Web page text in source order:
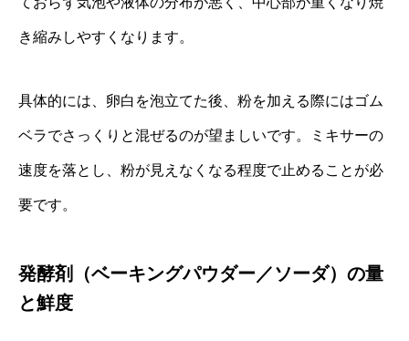
き縮みしやすくなります。
具体的には、卵白を泡立てた後、粉を加える際にはゴム
ベラでさっくりと混ぜるのが望ましいです。ミキサーの
速度を落とし、粉が見えなくなる程度で止めることが必
要です。
発酵剤（ベーキングパウダー／ソーダ）の量
と鮮度